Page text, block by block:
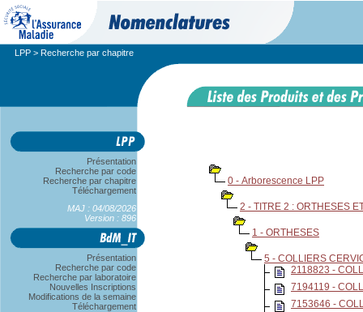
LPP > Recherche par chapitre
Présentation
Recherche par code
Recherche par chapitre
Téléchargement
MAJ : 04/08/2026
Version : 896
Présentation
Recherche par code
Recherche par laboratoire
Nouvelles Inscriptions
Modifications de la semaine
Téléchargement
0 - Arborescence LPP
2 - TITRE 2 : ORTHESES
1 - ORTHESES
5 - COLLIERS
2118823 -
7194119 -
7153646 -